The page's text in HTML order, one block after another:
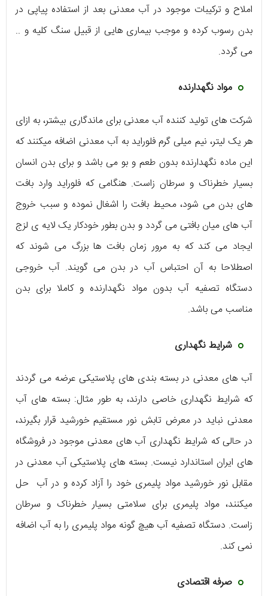
املاح و ترکیبات موجود در آب معدنی بعد از استفاده پیاپی در
بدن رسوب کرده و موجب بیماری هایی از قبیل سنگ کلیه و ..
می گردد.
مواد نگهدارنده
شرکت های تولید کننده آب معدنی برای ماندگاری بیشتر، به ازای
هر یک لیتر، نیم میلی گرم فلوراید به آب معدنی اضافه میکنند که
این ماده نگهدارنده بدون طعم و بو می باشد و برای بدن انسان
بسیار خطرناک و سرطان زاست. هنگامی که فلوراید وارد بافت
های بدن می شود، محیط بافت را اشغال نموده و سبب خروج
آب های میان بافتی می گردد و بدن بطور خودکار یک لایه ی لزج
ایجاد می کند که به مرور زمان بافت ها بزرگ می شوند که
اصطلاحا به آن احتباس آب در بدن می گویند. آب خروجی
دستگاه تصفیه آب بدون مواد نگهدارنده و کاملا برای بدن
مناسب می باشد.
شرایط نگهداری
آب های معدنی در بسته بندی های پلاستیکی عرضه می گردند
که شرایط نگهداری خاصی دارند، به طور مثال: بسته های آب
معدنی نباید در معرض تابش نور مستقیم خورشید قرار بگیرند،
در حالی که شرایط نگهداری آب های معدنی موجود در فروشگاه
های ایران استاندارد نیست. بسته های پلاستیکی آب معدنی در
مقابل نور خورشید مواد پلیمری خود را آزاد کرده و در آب حل
میکنند، مواد پلیمری برای سلامتی بسیار خطرناک و سرطان
زاست. دستگاه تصفیه آب هیچ گونه مواد پلیمری را به آب اضافه
نمی کند.
صرفه اقتصادی